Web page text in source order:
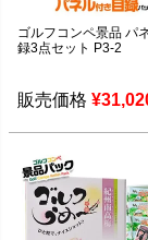
ゴルフコンペ景品 パ
録3点セット P3-2
販売価格 ¥